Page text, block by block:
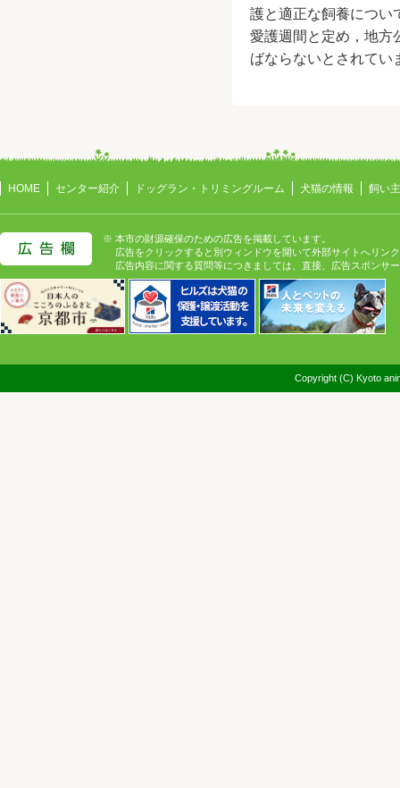
護と適正な飼養につい
愛護週間と定め，地方
ばならないとされてい
HOME センター紹介 ドッグラン・トリミングルーム 犬猫の情報 飼い
※ 本市の財源確保のための広告を掲載しています。
広告をクリックすると別ウィンドウを開いて外部サイトへリン
広告内容に関する質問等につきましては、直接、広告スポンサ
Copyright (C) Kyoto